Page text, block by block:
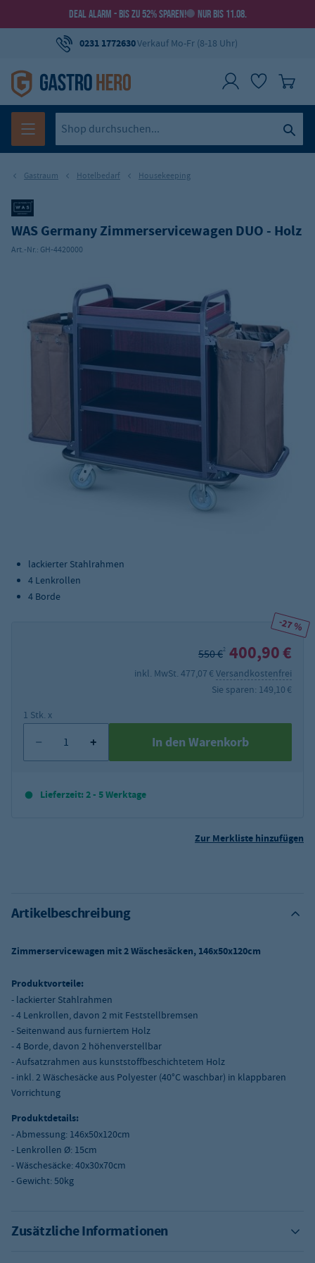
DEAL ALARM - BIS ZU 52% SPAREN! NUR BIS 11.08.
0231 1772630Verkauf Mo-Fr (8-18 Uhr)
Gastraum Hotelbedarf Housekeeping
WAS Germany Zimmerservicewagen DUO - Holz
Art.-Nr.: GH-4420000
lackierter Stahlrahmen
4 Lenkrollen
4 Borde
-27 %
550 €2 400,90 €
inkl. MwSt. 477,07 € Versandkostenfrei
Sie sparen: 149,10 €
1 Stk. x
In den Warenkorb
Lieferzeit: 2 - 5 Werktage
Zur Merkliste hinzufügen
Artikelbeschreibung
Zimmerservicewagen mit 2 Wäschesäcken, 146x50x120cm
Produktvorteile:
- lackierter Stahlrahmen
- 4 Lenkrollen, davon 2 mit Feststellbremsen
- Seitenwand aus furniertem Holz
- 4 Borde, davon 2 höhenverstellbar
- Aufsatzrahmen aus kunststoffbeschichtetem Holz
- inkl. 2 Wäschesäcke aus Polyester (40°C waschbar) in klappbaren
Vorrichtung
Produktdetails:
- Abmessung: 146x50x120cm
- Lenkrollen Ø: 15cm
- Wäschesäcke: 40x30x70cm
- Gewicht: 50kg
Zusätzliche Informationen